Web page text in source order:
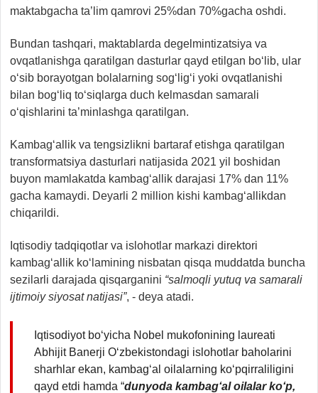
maktabgacha ta’lim qamrovi 25%dan 70%gacha oshdi.
Bundan tashqari, maktablarda degelmintizatsiya va
ovqatlanishga qaratilgan dasturlar qayd etilgan bo‘lib, ular
o‘sib borayotgan bolalarning sog‘lig‘i yoki ovqatlanishi
bilan bog‘liq to‘siqlarga duch kelmasdan samarali
o‘qishlarini ta’minlashga qaratilgan.
Kambag‘allik va tengsizlikni bartaraf etishga qaratilgan
transformatsiya dasturlari natijasida 2021 yil boshidan
buyon mamlakatda kambag‘allik darajasi 17% dan 11%
gacha kamaydi. Deyarli 2 million kishi kambag‘allikdan
chiqarildi.
Iqtisodiy tadqiqotlar va islohotlar markazi direktori
kambag‘allik ko‘lamining nisbatan qisqa muddatda buncha
sezilarli darajada qisqarganini “salmoqli yutuq va samarali
ijtimoiy siyosat natijasi”, - deya atadi.
Iqtisodiyot bo‘yicha Nobel mukofonining laureati
Abhijit Banerji O‘zbekistondagi islohotlar baholarini
sharhlar ekan, kambag‘al oilalarning ko‘pqirraliligini
qayd etdi hamda “dunyoda kambag‘al oilalar ko‘p,